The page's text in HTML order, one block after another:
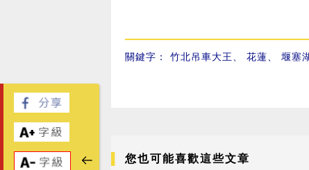
關鍵字： 竹北吊車大王 花蓮 堰塞
您也可能喜歡這些文章